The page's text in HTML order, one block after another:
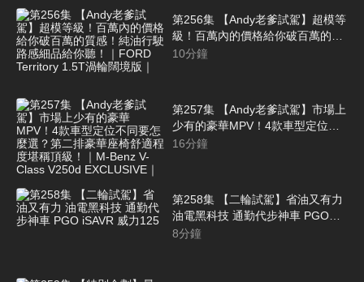
第256集 【Andy老爹試駕】超模等
級！百萬內的價格給你破百萬的質
感！純油行駛路感細品給你聽！｜
10分鐘
第257集 【Andy老爹試駕】市場上
少有的豪華MPV！4款車型定位不
同要怎麼選？第二排豪華座椅舒適
16分鐘
第258集 【二輪試駕】省油又有力
油電黑科技 通勤代步神車 PGO
iSAVR 威力125
8分鐘